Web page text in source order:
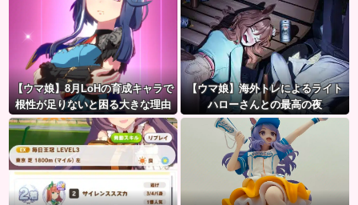
【ウマ娘】8月LoHの育成キャラで
根性が足りないと困る大きな理由
がこちら。←「不調を考慮すると1
021必要」
【ウマ娘】海外トレによるライト
ハローさんとの最高の夜